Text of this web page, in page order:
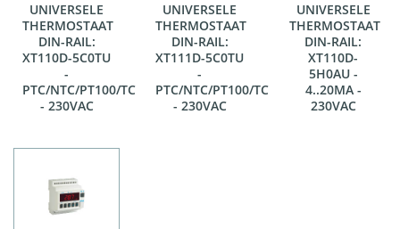
UNIVERSELE
THERMOSTAAT
DIN-RAIL:
XT110D-5C0TU
-
PTC/NTC/PT100/TC
- 230VAC
UNIVERSELE
THERMOSTAAT
DIN-RAIL:
XT111D-5C0TU
-
PTC/NTC/PT100/TC
- 230VAC
UNIVERSELE
THERMOSTAAT
DIN-RAIL:
XT110D-
5H0AU -
4..20MA -
230VAC